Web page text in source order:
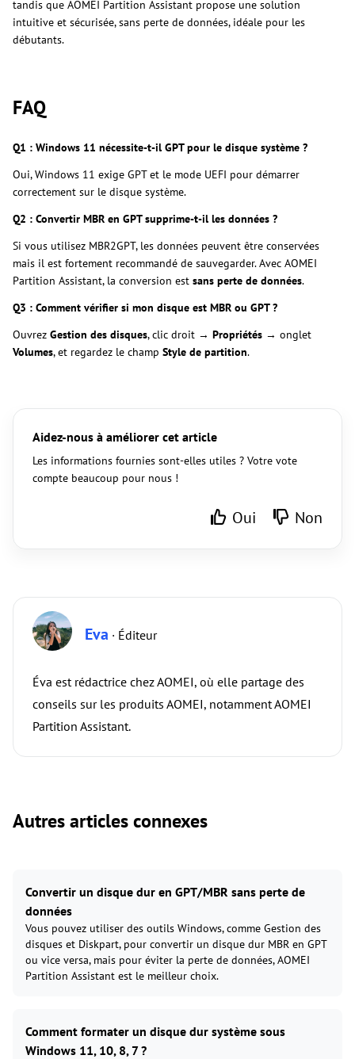
tandis que AOMEI Partition Assistant propose une solution
intuitive et sécurisée, sans perte de données, idéale pour les
débutants.
FAQ
Q1 : Windows 11 nécessite-t-il GPT pour le disque système ?
Oui, Windows 11 exige GPT et le mode UEFI pour démarrer
correctement sur le disque système.
Q2 : Convertir MBR en GPT supprime-t-il les données ?
Si vous utilisez MBR2GPT, les données peuvent être conservées
mais il est fortement recommandé de sauvegarder. Avec AOMEI
Partition Assistant, la conversion est sans perte de données.
Q3 : Comment vérifier si mon disque est MBR ou GPT ?
Ouvrez Gestion des disques, clic droit → Propriétés → onglet
Volumes, et regardez le champ Style de partition.
Aidez-nous à améliorer cet article
Les informations fournies sont-elles utiles ? Votre vote
compte beaucoup pour nous !
Oui Non
Eva · Éditeur
Éva est rédactrice chez AOMEI, où elle partage des
conseils sur les produits AOMEI, notamment AOMEI
Partition Assistant.
Autres articles connexes
Convertir un disque dur en GPT/MBR sans perte de
données
Vous pouvez utiliser des outils Windows, comme Gestion des
disques et Diskpart, pour convertir un disque dur MBR en GPT
ou vice versa, mais pour éviter la perte de données, AOMEI
Partition Assistant est le meilleur choix.
Comment formater un disque dur système sous
Windows 11, 10, 8, 7 ?